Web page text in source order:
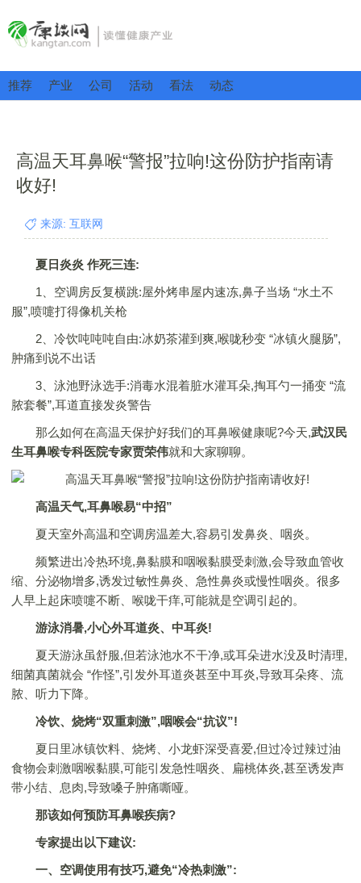
推荐 产业 公司 活动 看法 动态
高温天耳鼻喉“警报”拉响!这份防护指南请
收好!
来源: 互联网
夏日炎炎 作死三连:
1、空调房反复横跳:屋外烤串屋内速冻,鼻子当场 “水土不
服”,喷嚏打得像机关枪
2、冷饮吨吨吨自由:冰奶茶灌到爽,喉咙秒变 “冰镇火腿肠”,
肿痛到说不出话
3、泳池野泳选手:消毒水混着脏水灌耳朵,掏耳勺一捅变 “流
脓套餐”,耳道直接发炎警告
那么如何在高温天保护好我们的耳鼻喉健康呢?今天,武汉民
生耳鼻喉专科医院专家贾荣伟就和大家聊聊。
高温天气,耳鼻喉易“中招”
夏天室外高温和空调房温差大,容易引发鼻炎、咽炎。
频繁进出冷热环境,鼻黏膜和咽喉黏膜受刺激,会导致血管收
缩、分泌物增多,诱发过敏性鼻炎、急性鼻炎或慢性咽炎。很多
人早上起床喷嚏不断、喉咙干痒,可能就是空调引起的。
游泳消暑,小心外耳道炎、中耳炎!
夏天游泳虽舒服,但若泳池水不干净,或耳朵进水没及时清理,
细菌真菌就会 “作怪”,引发外耳道炎甚至中耳炎,导致耳朵疼、流
脓、听力下降。
冷饮、烧烤“双重刺激”,咽喉会“抗议”!
夏日里冰镇饮料、烧烤、小龙虾深受喜爱,但过冷过辣过油
食物会刺激咽喉黏膜,可能引发急性咽炎、扁桃体炎,甚至诱发声
带小结、息肉,导致嗓子肿痛嘶哑。
那该如何预防耳鼻喉疾病?
专家提出以下建议:
一、空调使用有技巧,避免“冷热刺激”: